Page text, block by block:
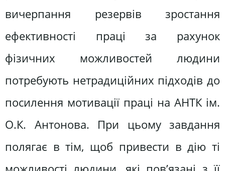
вичерпання резервів зростання
ефективності праці за рахунок
фізичних можливостей людини
потребують нетрадиційних підходів до
посилення мотивації праці на АНТК ім.
О.К. Антонова. При цьому завдання
полягає в тім, щоб привести в дію ті